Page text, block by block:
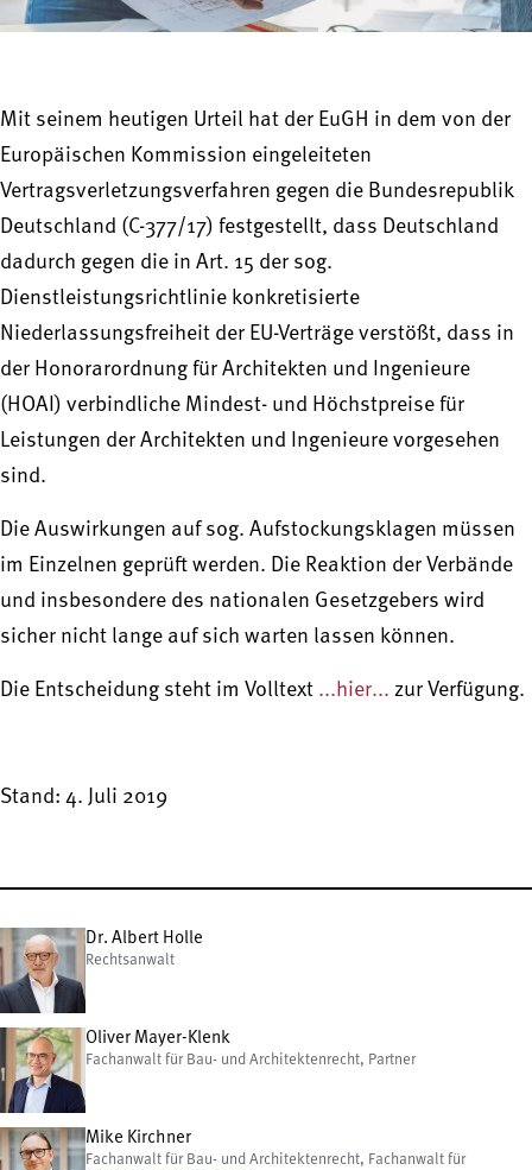
Mit seinem heutigen Urteil hat der EuGH in dem von der
Europäischen Kommission eingeleiteten
Vertragsverletzungsverfahren gegen die Bundesrepublik
Deutschland (C-377/17) festgestellt, dass Deutschland
dadurch gegen die in Art. 15 der sog.
Dienstleistungsrichtlinie konkretisierte
Niederlassungsfreiheit der EU-Verträge verstößt, dass in
der Honorarordnung für Architekten und Ingenieure
(HOAI) verbindliche Mindest- und Höchstpreise für
Leistungen der Architekten und Ingenieure vorgesehen
sind.
Die Auswirkungen auf sog. Aufstockungsklagen müssen
im Einzelnen geprüft werden. Die Reaktion der Verbände
und insbesondere des nationalen Gesetzgebers wird
sicher nicht lange auf sich warten lassen können.
Die Entscheidung steht im Volltext ...hier... zur Verfügung.
Stand: 4. Juli 2019
Dr. Albert Holle
Rechtsanwalt
Oliver Mayer-Klenk
Fachanwalt für Bau- und Architektenrecht, Partner
Mike Kirchner
Fachanwalt für Bau- und Architektenrecht, Fachanwalt für